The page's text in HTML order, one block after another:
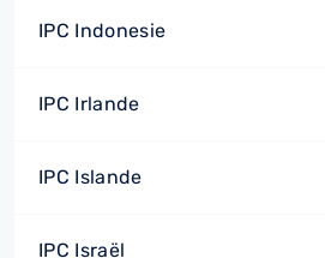
IPC Indonesie
IPC Irlande
IPC Islande
IPC Israël